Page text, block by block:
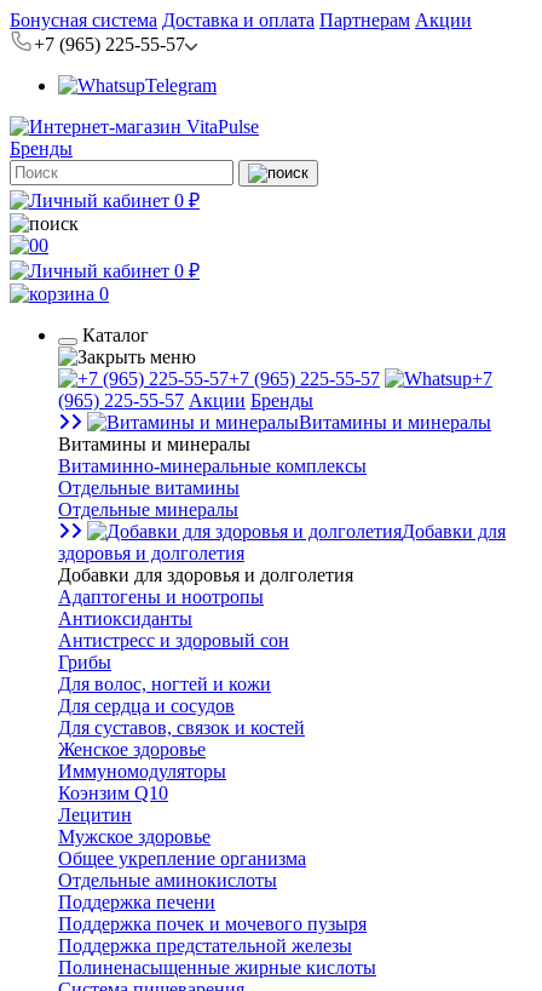
Бонусная система Доставка и оплата Партнерам Акции
+7 (965) 225-55-57
Telegram
Бренды
0 ₽
0
0 ₽
0
Каталог
+7 (965) 225-55-57
+7
(965) 225-55-57 Акции Бренды
Витамины и минералы
Витамины и минералы
Витаминно-минеральные комплексы
Отдельные витамины
Отдельные минералы
Добавки для
здоровья и долголетия
Добавки для здоровья и долголетия
Адаптогены и ноотропы
Антиоксиданты
Антистресс и здоровый сон
Грибы
Для волос, ногтей и кожи
Для сердца и сосудов
Для суставов, связок и костей
Женское здоровье
Иммуномодуляторы
Коэнзим Q10
Лецитин
Мужское здоровье
Общее укрепление организма
Отдельные аминокислоты
Поддержка печени
Поддержка почек и мочевого пузыря
Поддержка предстательной железы
Полиненасыщенные жирные кислоты